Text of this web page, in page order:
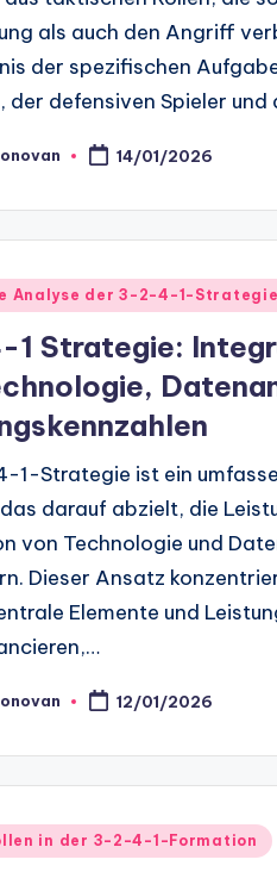
als auch den Angriff
der spezifischen
der defensiven Spieler und
14/01/2026
Analyse der 3-2-4-1-
Strategie:
1-Strategie ist ein
darauf abzielt, die
von Technologie und
Dieser Ansatz
Elemente und
12/01/2026
in der 3-2-4-1-Formation